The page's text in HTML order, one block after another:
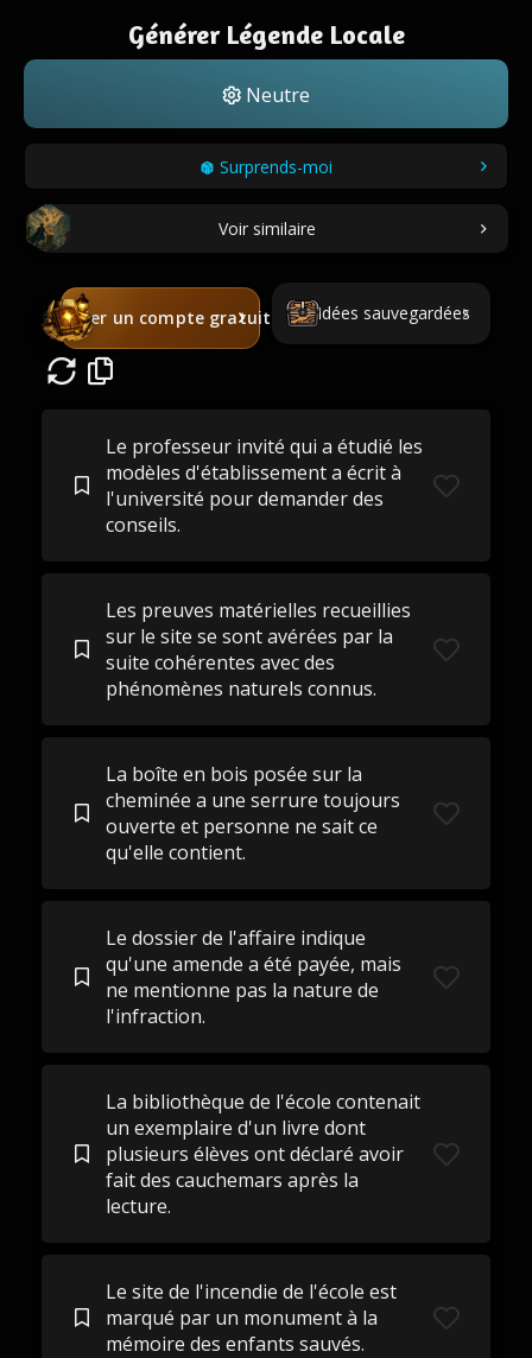
Générer Légende Locale
Neutre
Surprends-moi
Voir similaire
Créer un compte gratuit Idées sauvegardées
Le professeur invité qui a étudié les
modèles d'établissement a écrit à
l'université pour demander des
conseils.
Les preuves matérielles recueillies
sur le site se sont avérées par la
suite cohérentes avec des
phénomènes naturels connus.
La boîte en bois posée sur la
cheminée a une serrure toujours
ouverte et personne ne sait ce
qu'elle contient.
Le dossier de l'affaire indique
qu'une amende a été payée, mais
ne mentionne pas la nature de
l'infraction.
La bibliothèque de l'école contenait
un exemplaire d'un livre dont
plusieurs élèves ont déclaré avoir
fait des cauchemars après la
lecture.
Le site de l'incendie de l'école est
marqué par un monument à la
mémoire des enfants sauvés.